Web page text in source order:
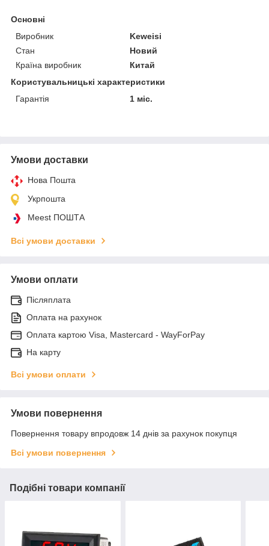
Основні
Виробник
Keweisi
Стан
Новий
Країна виробник
Китай
Користувальницькі характеристики
Гарантія
1 міс.
Умови доставки
Нова Пошта
Укрпошта
Meest ПОШТА
Всі умови доставки
Умови оплати
Післяплата
Оплата на рахунок
Оплата картою Visa, Mastercard - WayForPay
На карту
Всі умови оплати
Умови повернення
Повернення товару впродовж 14 днів за рахунок покупця
Всі умови повернення
Подібні товари компанії